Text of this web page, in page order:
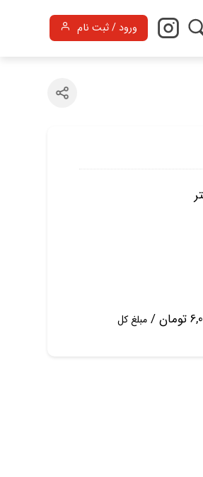
ورود / ثبت نام
مبلغ کل